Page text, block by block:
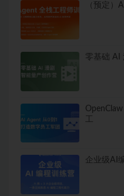
（预定）
零基础 AI
企业级AI